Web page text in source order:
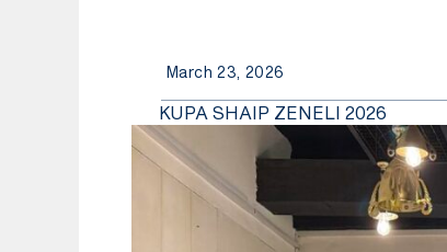
March 23, 2026
KUPA SHAIP ZENELI 2026